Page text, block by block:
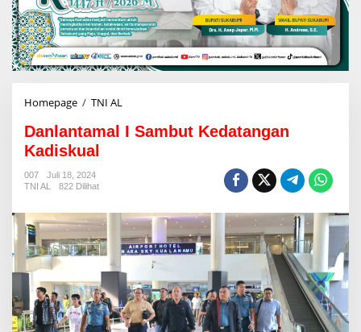
Homepage / TNI AL
m
l
S
a
m
b
Danlantamal I Sambut Kedatangan
Kadiskual
007
Juli 18, 2024
TNI AL
822 Dilihat